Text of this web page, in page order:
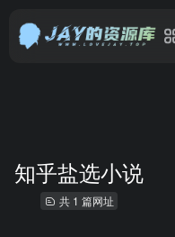
知乎盐选小说
共 1 篇网址